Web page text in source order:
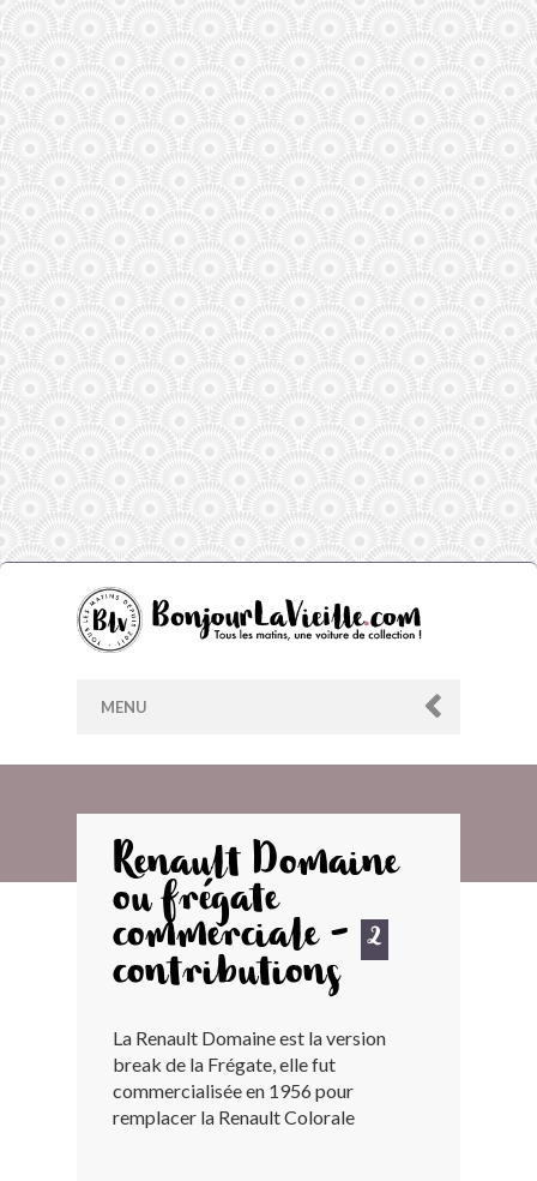
MENU
ARCHIVES
LES CONTRIBUTEURS
LE BLOG
BONJOURLAVIEILLE ?
Renault Domaine
ou frégate
commerciale -
2
contributions
La Renault Domaine est la version
break de la Frégate, elle fut
commercialisée en 1956 pour
remplacer la Renault Colorale